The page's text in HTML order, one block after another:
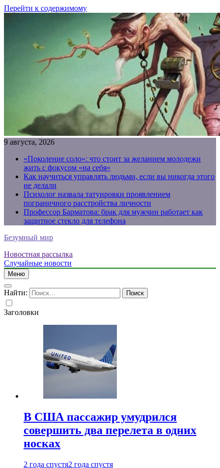
Перейти к содержимому
9 августа, 2026
«Поколение соло»: что стоит за желанием молодежи
жить с фокусом «на себя»
Как научиться управлять людьми, если вы никогда этого
не делали
Психолог назвала татуировки проявлением
пограничного расстройства личности
Профессор Барматова: брак для мужчин работает как
защитное стекло для телефона
Безумный мир
Новостная рассылка
Случайные новости
Меню
Найти:
Заголовки
В США пассажир умудрился
совершить два перелета в одних
носках
2 года спустя2 года спустя